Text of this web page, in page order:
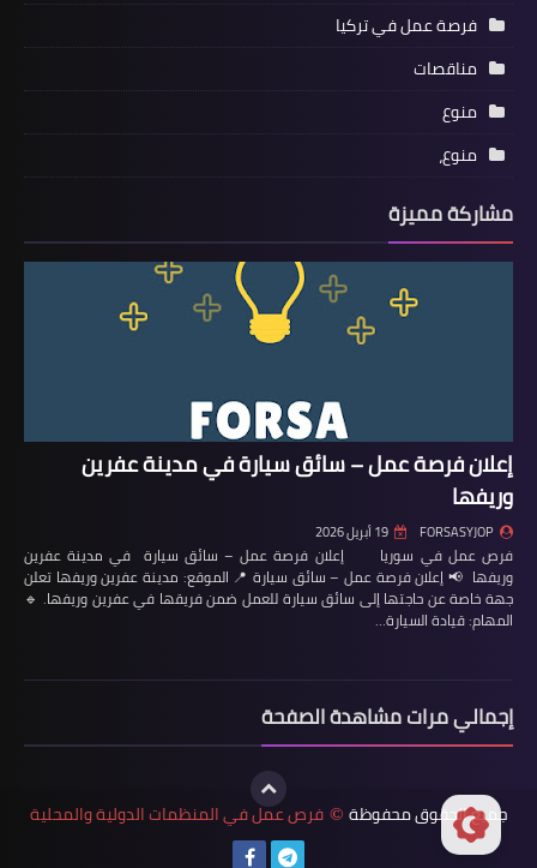
فرصة عمل في تركيا
مناقصات
منوع
منوع،
مشاركة مميزة
إعلان فرصة عمل – سائق سيارة في مدينة عفرين
وريفها
FORSASYJOP 19 أبريل 2026
فرص عمل في سوريا إعلان فرصة عمل – سائق سيارة في مدينة عفرين
وريفها 📢 إعلان فرصة عمل – سائق سيارة 📍 الموقع: مدينة عفرين وريفها تعلن
جهة خاصة عن حاجتها إلى سائق سيارة للعمل ضمن فريقها في عفرين وريفها. 🔹
المهام: قيادة السيارة…
إجمالي مرات مشاهدة الصفحة
جميع الحقوق محفوظة © فرص عمل في المنظمات الدولية والمحلية